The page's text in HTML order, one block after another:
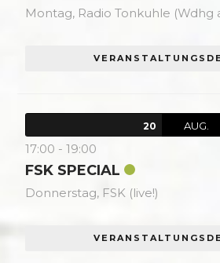
Montag, Radio Tonkuhle (Wdhg
20 AUG.
17:00 -19:00
FSK SPECIAL
Donnerstag, FSK (live!)